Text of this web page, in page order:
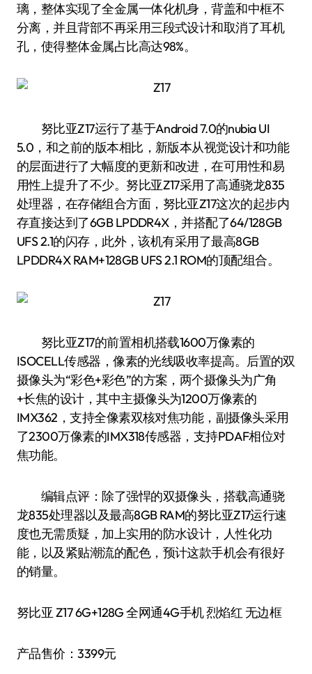
璃，整体实现了全金属一体化机身，背盖和中框不
分离，并且背部不再采用三段式设计和取消了耳机
孔，使得整体金属占比高达98%。
努比亚Z17运行了基于Android 7.0的nubia UI
5.0，和之前的版本相比，新版本从视觉设计和功能
的层面进行了大幅度的更新和改进，在可用性和易
用性上提升了不少。努比亚Z17采用了高通骁龙835
处理器，在存储组合方面，努比亚Z17这次的起步内
存直接达到了6GB LPDDR4X，并搭配了64/128GB
UFS 2.1的闪存，此外，该机有采用了最高8GB
LPDDR4X RAM+128GB UFS 2.1 ROM的顶配组合。
努比亚Z17的前置相机搭载1600万像素的
ISOCELL传感器，像素的光线吸收率提高。后置的双
摄像头为“彩色+彩色”的方案，两个摄像头为广角
+长焦的设计，其中主摄像头为1200万像素的
IMX362，支持全像素双核对焦功能，副摄像头采用
了2300万像素的IMX318传感器，支持PDAF相位对
焦功能。
编辑点评：除了强悍的双摄像头，搭载高通骁
龙835处理器以及最高8GB RAM的努比亚Z17运行速
度也无需质疑，加上实用的防水设计，人性化功
能，以及紧贴潮流的配色，预计这款手机会有很好
的销量。
努比亚 Z17 6G+128G 全网通4G手机 烈焰红 无边框
产品售价：3399元